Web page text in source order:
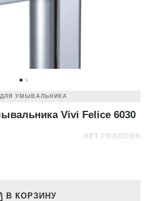
УМЫВАЛЬНИКА
Vivi Felice 6030
НЕТ ГОЛОСОВ
В КОРЗИНУ